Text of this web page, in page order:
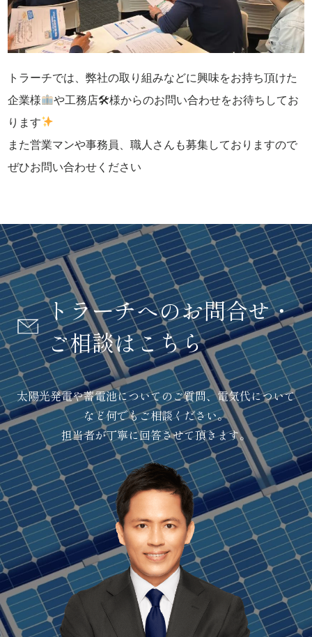
トラーチでは、弊社の取り組みなどに興味をお持ち頂けた
企業様
や工務店🛠様からのお問い合わせをお待ちしてお
ります
また営業マンや事務員、職人さんも募集しておりますので
ぜひお問い合わせください
トラーチへのお問合せ・
ご相談はこちら
太陽光発電や蓄電池についてのご質問、電気代について
など何でもご相談ください。
担当者が丁寧に回答させて頂きます。